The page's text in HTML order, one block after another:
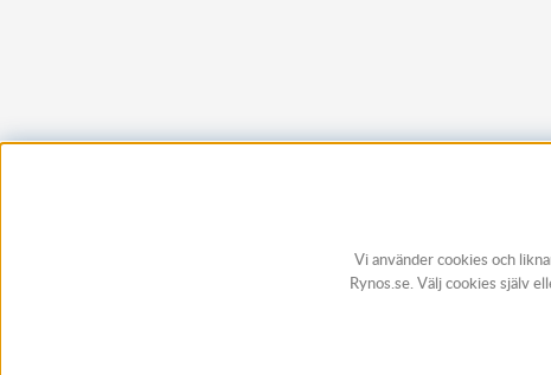
Vi använder cookies och
Rynos.se. Välj cookies själv